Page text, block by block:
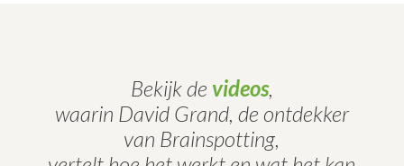
Bekijk de videos,
waarin David Grand, de ontdekker
van Brainspotting,